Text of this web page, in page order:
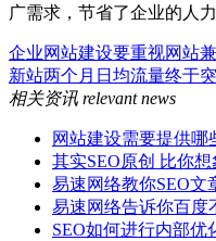
广需求，节省了企业的人
企业网站建设要重视网站
新站两个月日均流量终于
相关资讯 relevant news
网站建设需要提供哪
其实SEO原创 比你
易速网络教你SEO文
易速网络告诉你百度
SEO如何进行内部优